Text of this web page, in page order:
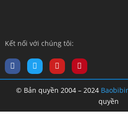
Kết nối với chúng tôi:
© Bản quyền 2004 – 2024
quyền